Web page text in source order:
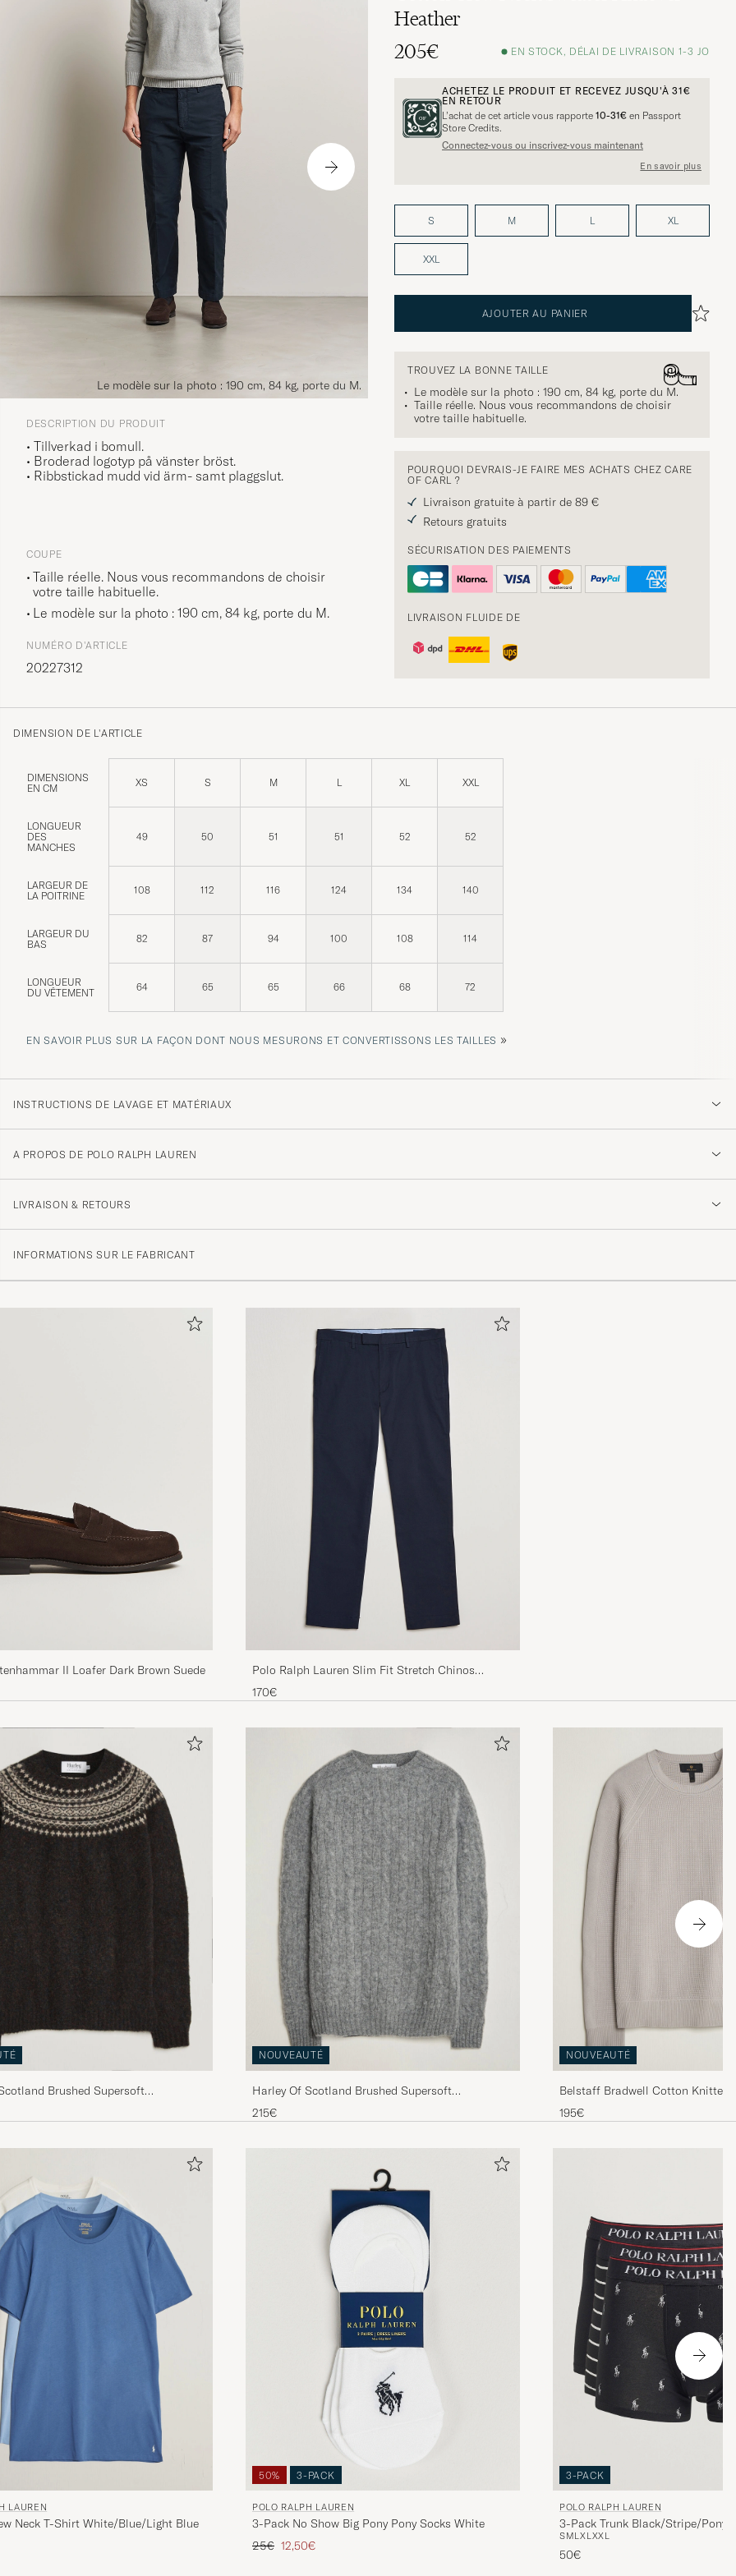
Le modèle sur la photo : 190 cm, 84 kg, porte du M.
Heather
205€
EN STOCK, DÉLAI DE LIVRAISON 1-3 JO
ACHETEZ LE PRODUIT ET RECEVEZ JUSQU'À31€
EN RETOUR
L’achat de cet article vous rapporte 10-31€ en Passport
Store Credits.
Connectez-vous ou inscrivez-vous maintenant
En savoir plus
S M L XL
XXL
AJOUTER AU PANIER
TROUVEZ LA BONNE TAILLE
Le modèle sur la photo : 190 cm, 84 kg, porte du M.
Taille réelle. Nous vous recommandons de choisir
votre taille habituelle.
POURQUOI DEVRAIS-JE FAIRE MES ACHATS CHEZ CARE
OF CARL ?
Livraison gratuite à partir de 89 €
Retours gratuits
SÉCURISATION DES PAIEMENTS
LIVRAISON FLUIDE DE
DESCRIPTION DU PRODUIT
• Tillverkad i bomull.
• Broderad logotyp på vänster bröst.
• Ribbstickad mudd vid ärm- samt plaggslut.
COUPE
Taille réelle. Nous vous recommandons de choisir
votre taille habituelle.
Le modèle sur la photo : 190 cm, 84 kg, porte du M.
NUMÉRO D'ARTICLE
20227312
DIMENSION DE L'ARTICLE
DIMENSIONS
EN CM
XS S M L XL XXL
LONGUEUR
DES
MANCHES
49 50 51 51 52 52
LARGEUR DE
LA POITRINE
108 112 116 124 134 140
LARGEUR DU
BAS
82 87 94 100 108 114
LONGUEUR
DU VÊTEMENT
64 65 65 66 68 72
EN SAVOIR PLUS SUR LA FAÇON DONT NOUS MESURONS ET CONVERTISSONS LES TAILLES »
INSTRUCTIONS DE LAVAGE ET MATÉRIAUX
A PROPOS DE POLO RALPH LAUREN
LIVRAISON & RETOURS
INFORMATIONS SUR LE FABRICANT
II Loafer Dark Brown Suede
Polo Ralph Lauren Slim Fit Stretch Chinos
Aviator Navy
170€
Brushed Supersoft
Yolk Fairisle Volcano/Cameo
NOUVEAUTÉ
Harley Of Scotland Brushed Supersoft
Lambswool Cable Mid Grey
215€
NOUVEAUTÉ
Belstaff Bradwell Cotton Knitted
Concrete
195€
LAUREN
Neck T-Shirt White/Blue/Light Blue
50% 3-PACK
POLO RALPH LAUREN
3-Pack No Show Big Pony Pony Socks White
Prix ordinaire
25€ Prix réduit
12,50€
3-PACK
POLO RALPH LAUREN
3-Pack Trunk Black/Stripe/Pony
SMLXLXXL
50€